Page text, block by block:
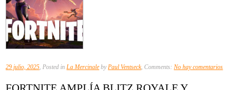
29 julio, 2025 , Posted in La Mercinale by Paul Ventseck, Comments: No hay comentariosen